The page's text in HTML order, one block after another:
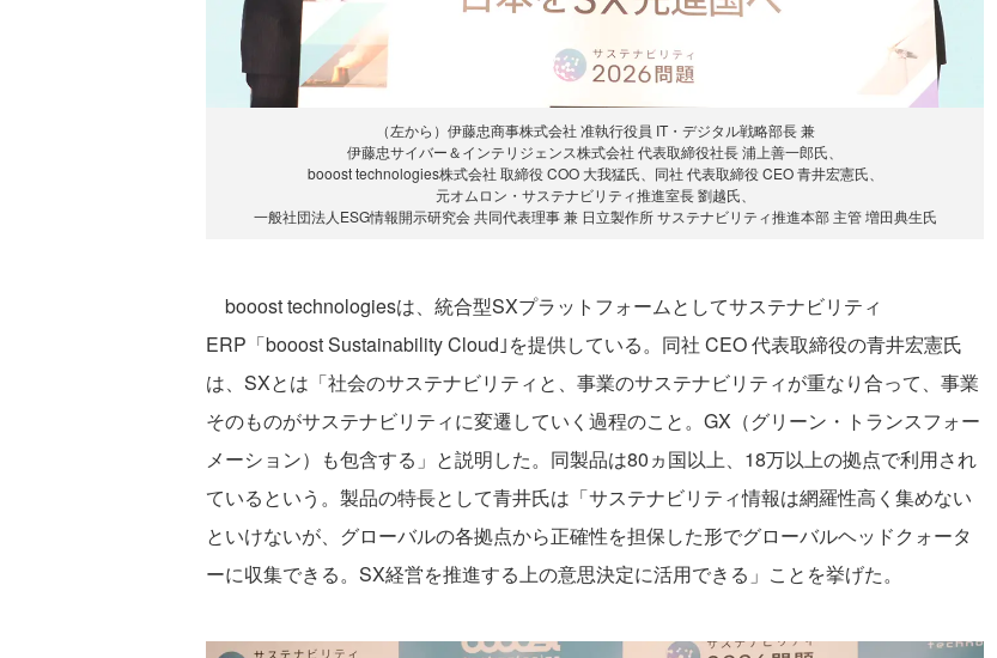
（左から）伊藤忠商事株式会社 准執行役員 IT・デジタル戦略部長 兼
伊藤忠サイバー＆インテリジェンス株式会社 代表取締役社長 浦上善一郎氏、
booost technologies株式会社 取締役 COO 大我猛氏、同社 代表取締役 CEO 青井宏憲氏、
元オムロン・サステナビリティ推進室長 劉越氏、
一般社団法人ESG情報開示研究会 共同代表理事 兼 日立製作所 サステナビリティ推進本部 主管 増田典生氏
booost technologiesは、統合型SXプラットフォームとしてサステナビリティ
ERP「booost Sustainability Cloud｣を提供している。同社 CEO 代表取締役の青井宏憲氏
は、SXとは「社会のサステナビリティと、事業のサステナビリティが重なり合って、事業
そのものがサステナビリティに変遷していく過程のこと。GX（グリーン・トランスフォー
メーション）も包含する」と説明した。同製品は80ヵ国以上、18万以上の拠点で利用され
ているという。製品の特長として青井氏は「サステナビリティ情報は網羅性高く集めない
といけないが、グローバルの各拠点から正確性を担保した形でグローバルヘッドクォータ
ーに収集できる。SX経営を推進する上の意思決定に活用できる」ことを挙げた。